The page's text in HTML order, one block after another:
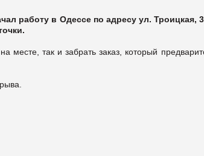
работу в Одессе по адресу ул. Троицкая,
месте, так и забрать заказ, который